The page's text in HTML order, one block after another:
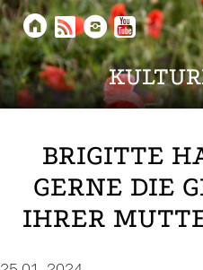
   
BRIGITTE
GERNE DIE
IHRER